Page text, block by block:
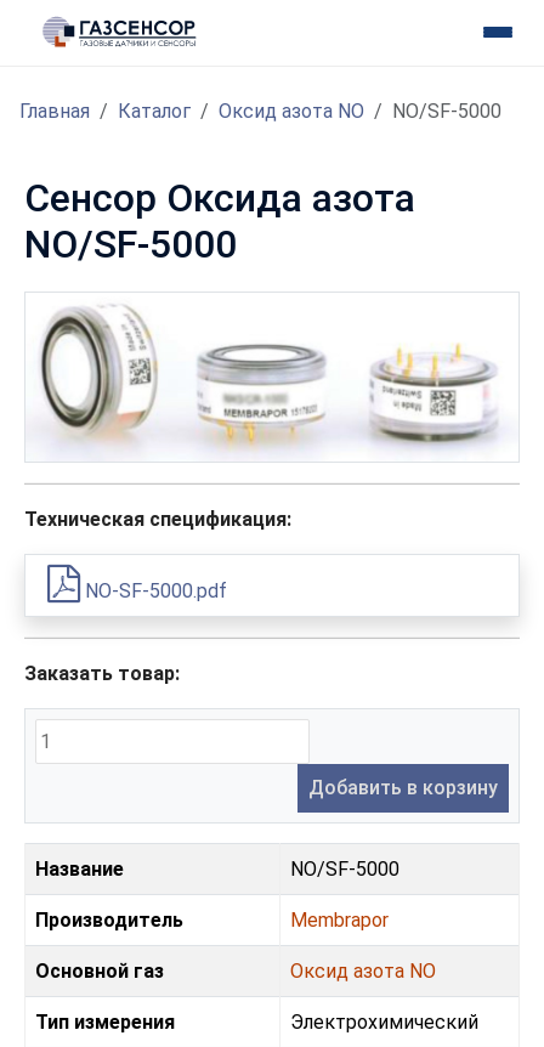
Главная Каталог Оксид азота NO NO/SF-5000
Сенсор Оксида азота
NO/SF-5000
Техническая спецификация:
NO-SF-5000.pdf
Заказать товар:
Добавить в корзину
Название NO/SF-5000
Производитель Membrapor
Основной газ Оксид азота NO
Тип измерения Электрохимический